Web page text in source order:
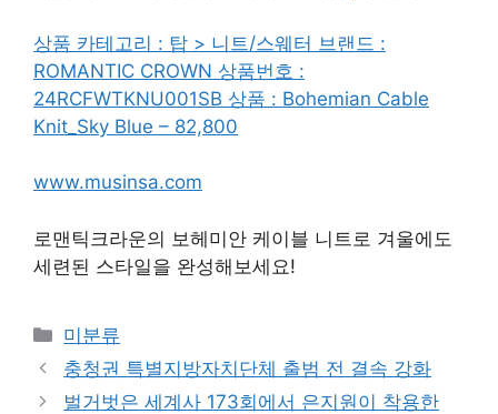
상품 카테고리 : 탑 > 니트/스웨터 브랜드 :
ROMANTIC CROWN 상품번호 :
24RCFWTKNU001SB 상품 : Bohemian Cable
Knit_Sky Blue – 82,800
www.musinsa.com
로맨틱크라운의 보헤미안 케이블 니트로 겨울에도
세련된 스타일을 완성해보세요!
Categories
미분류
충청권 특별지방자치단체 출범 전 결속 강화
벌거벗은 세계사 173회에서 은지원이 착용한